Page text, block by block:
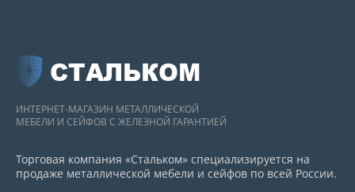
СТАЛЬКОМ
ИНТЕРНЕТ-МАГАЗИН МЕТАЛЛИЧЕСКОЙ
МЕБЕЛИ И СЕЙФОВ С ЖЕЛЕЗНОЙ ГАРАНТИЕЙ
Торговая компания «Стальком» специализируется на
продаже металлической мебели и сейфов по всей России.